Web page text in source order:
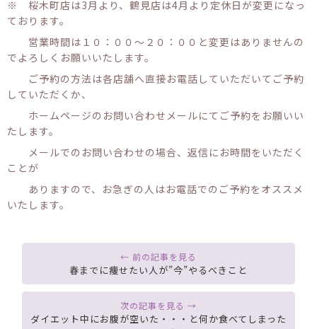
※ 桜木町店は3月より、鶴見店は4月より定休日が変更になっ
ております。
営業時間は１０：００〜２０：００と変更はありませんの
でよろしくお願いいたします。
ご予約の方法は各店舗へ直接お電話していただいてご予約
していただくか、
ホームページのお問い合わせメールにてご予約をお願いい
たします。
メールでのお問い合わせの場合、返信にお時間をいただく
ことが
ありますので、お急ぎの人はお電話でのご予約をオススメ
いたします。
春までに痩せたい人が”今”やるべきこと
ダイエット中にお腹が空いた・・・と何か食べてしまった